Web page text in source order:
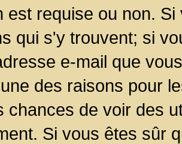
est requise ou non.
qui s'y trouvent; si
e-mail que
des raisons pour
chances de voir des
Si vous êtes sûr